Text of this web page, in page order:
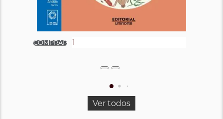
Ver todos